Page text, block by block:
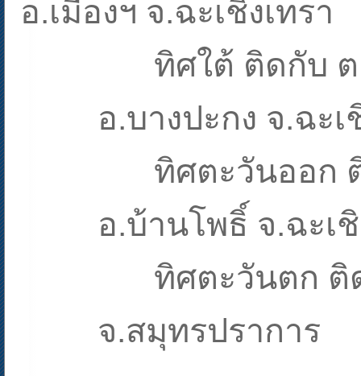
อ.เมืองฯ จ.ฉะเชิงเทรา
ทิศใต้ ติดกับ
อ.บางปะกง จ.ฉะเ
ทิศตะวันออก
อ.บ้านโพธิ์ จ.ฉะเชิ
ทิศตะวันตก ติ
จ.สมุทรปราการ